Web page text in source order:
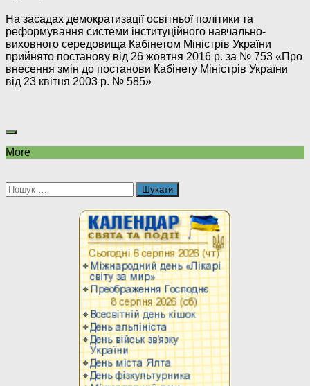
На засадах демократизації освітньої політики та
реформування системи інституційного навчально-
виховного середовища Кабінетом Міністрів України
прийнято постанову від 26 жовтня 2016 р. за № 753 «Про
внесення змін до постанови Кабінету Міністрів України
від 23 квітня 2003 р. № 585»
More
Пошук: